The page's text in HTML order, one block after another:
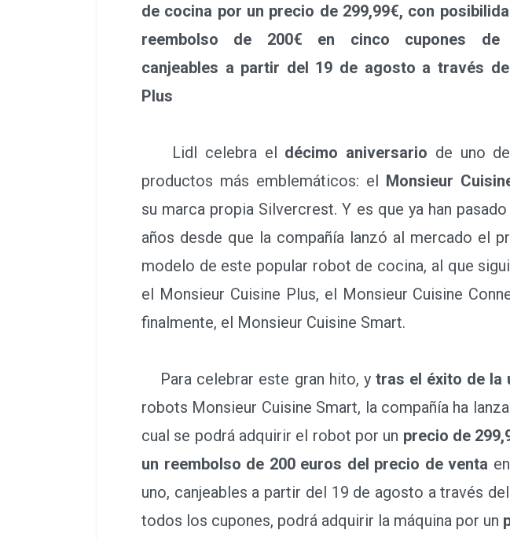
de cocina por un precio de 299,99€, con
reembolso de 200€ en cinco cupones de
canjeables a partir del 19 de agosto a través
Plus
Lidl celebra el décimo aniversario de uno
productos más emblemáticos: el Monsieur
su marca propia Silvercrest. Y es que ya han
años desde que la compañía lanzó al mercado el
modelo de este popular robot de cocina, al que
el Monsieur Cuisine Plus, el Monsieur Cuisine
finalmente, el Monsieur Cuisine Smart.
Para celebrar este gran hito, y tras el éxito de la
robots Monsieur Cuisine Smart, la compañía ha
cual se podrá adquirir el robot por un precio de
un reembolso de 200 euros del precio de venta
uno, canjeables a partir del 19 de agosto a través
todos los cupones, podrá adquirir la máquina por un